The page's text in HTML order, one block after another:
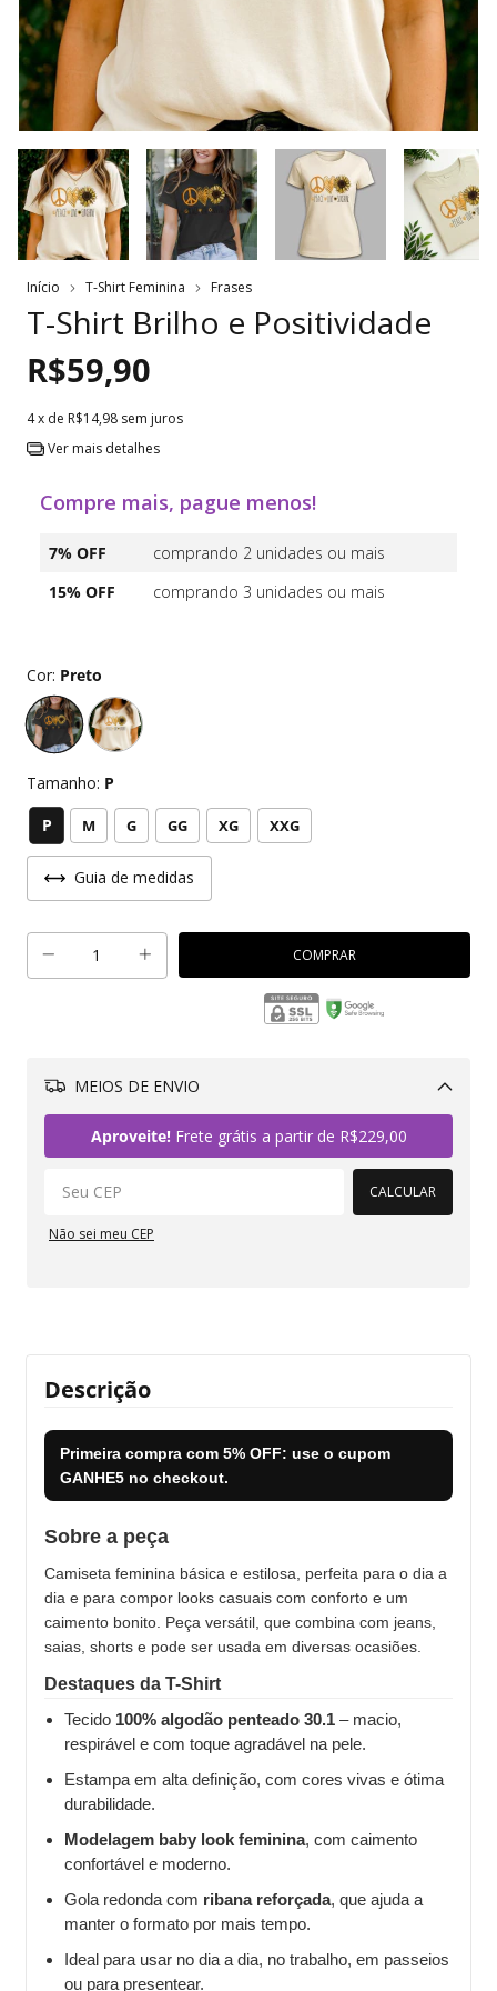
Início T-Shirt Feminina Frases
T-Shirt Brilho e Positividade
R$59,90
4x de R$14,98 sem juros
Ver mais detalhes
Compre mais, pague menos!
7% OFF
comprando 2 unidades ou mais
15% OFF
comprando 3 unidades ou mais
Cor: Preto
Tamanho: P
P M G GG XG XXG
Guia de medidas
MEIOS DE ENVIO
Aproveite!Frete grátis a partir de R$229,00
CALCULAR
Não sei meu CEP
Descrição
Primeira compra com 5% OFF: use o cupom
GANHE5 no checkout.
Sobre a peça
Camiseta feminina básica e estilosa, perfeita para o dia a
dia e para compor looks casuais com conforto e um
caimento bonito. Peça versátil, que combina com jeans,
saias, shorts e pode ser usada em diversas ocasiões.
Destaques da T-Shirt
Tecido 100% algodão penteado 30.1 – macio,
respirável e com toque agradável na pele.
Estampa em alta definição, com cores vivas e ótima
durabilidade.
Modelagem baby look feminina, com caimento
confortável e moderno.
Gola redonda com ribana reforçada, que ajuda a
manter o formato por mais tempo.
Ideal para usar no dia a dia, no trabalho, em passeios
ou para presentear.